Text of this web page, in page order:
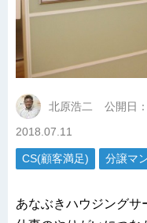
北原浩二 公開日：
2018.07.11
CS(顧客満足) 分譲マ
あなぶきハウジングサ